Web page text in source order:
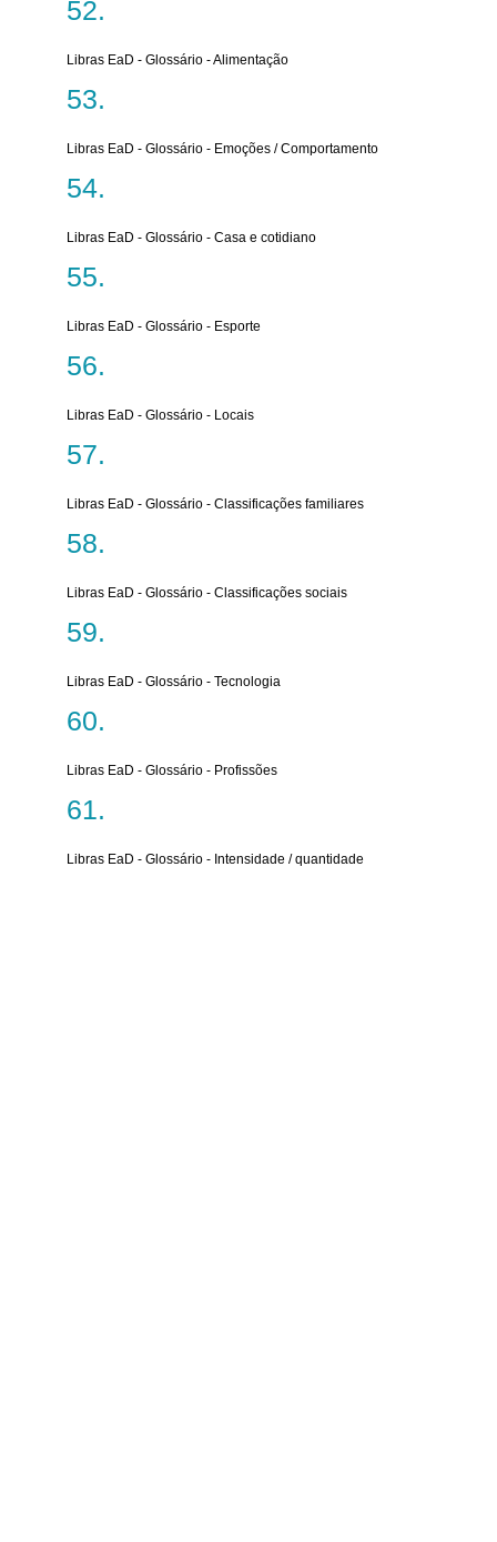
Libras EaD - Glossário - Alimentação
Libras EaD - Glossário - Emoções / Comportamento
Libras EaD - Glossário - Casa e cotidiano
Libras EaD - Glossário - Esporte
Libras EaD - Glossário - Locais
Libras EaD - Glossário - Classificações familiares
Libras EaD - Glossário - Classificações sociais
Libras EaD - Glossário - Tecnologia
Libras EaD - Glossário - Profissões
Libras EaD - Glossário - Intensidade / quantidade